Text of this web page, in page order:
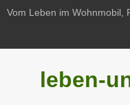
Vom Leben im Wohnmobil,
leben-